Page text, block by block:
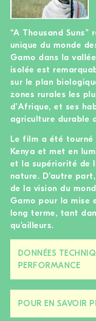
“A Thousand
unique du monde
Gamo dans la
isolée est
sur le plan
zones rurales les
d’Afrique, et ses
agriculture durable
Le film a été tourné
Kenya et met en
et la supériorité de
nature. D’autre
de la vision du
Gamo pour la mise
long terme, tant
qu’ailleurs.
DONNÉES
PERFORMANCE
POUR EN SAVOIR